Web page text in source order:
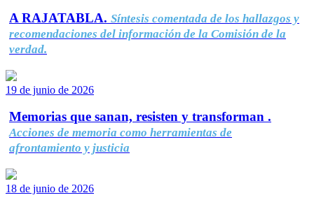
A RAJATABLA. Síntesis comentada de los hallazgos y
recomendaciones del información de la Comisión de la
verdad.
19 de junio de 2026
Memorias que sanan, resisten y transforman .
Acciones de memoria como herramientas de
afrontamiento y justicia
18 de junio de 2026